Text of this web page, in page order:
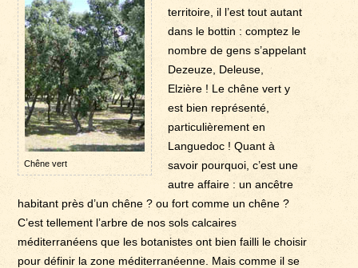
Chêne vert
territoire, il l’est tout autant
dans le bottin : comptez le
nombre de gens s’appelant
Dezeuze, Deleuse,
Elzière ! Le chêne vert y
est bien représenté,
particulièrement en
Languedoc ! Quant à
savoir pourquoi, c’est une
autre affaire : un ancêtre
habitant près d’un chêne ? ou fort comme un chêne ?
C’est tellement l’arbre de nos sols calcaires
méditerranéens que les botanistes ont bien failli le choisir
pour définir la zone méditerranéenne. Mais comme il se